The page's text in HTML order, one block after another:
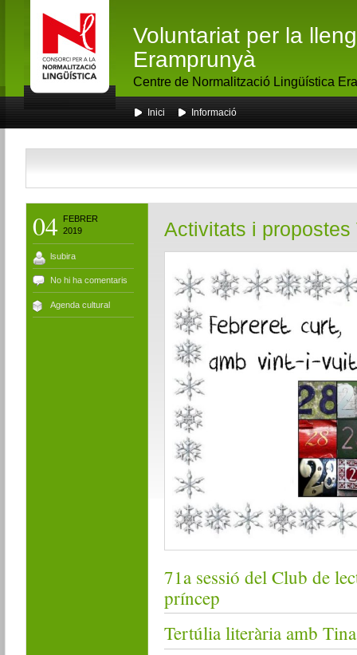
Voluntariat per la
Eramprunyà
Centre de Normalització Lingüística
Inici Informació
04
FEBRER
2019
lsubira
No hi ha comentaris
Agenda cultural
Activitats i propostes
71a sessió del Club de
príncep
Tertúlia literària amb